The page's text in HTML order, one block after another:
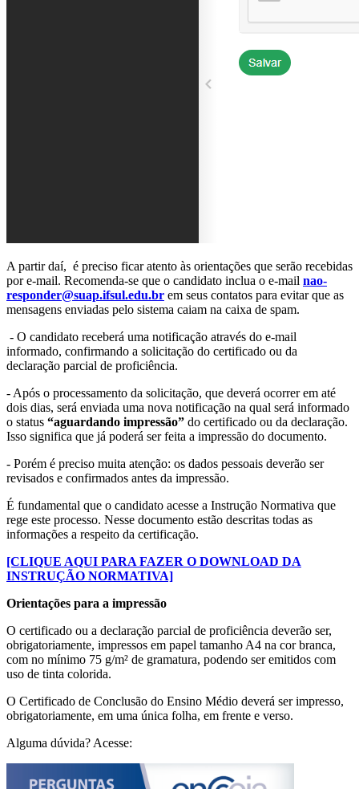
A partir daí, é preciso ficar atento às orientações que serão recebidas
por e-mail. Recomenda-se que o candidato inclua o e-mail nao-
responder@suap.ifsul.edu.br em seus contatos para evitar que as
mensagens enviadas pelo sistema caiam na caixa de spam.
- O candidato receberá uma notificação através do e-mail
informado, confirmando a solicitação do certificado ou da
declaração parcial de proficiência.
- Após o processamento da solicitação, que deverá ocorrer em até
dois dias, será enviada uma nova notificação na qual será informado
o status “aguardando impressão” do certificado ou da declaração.
Isso significa que já poderá ser feita a impressão do documento.
- Porém é preciso muita atenção: os dados pessoais deverão ser
revisados e confirmados antes da impressão.
É fundamental que o candidato acesse a Instrução Normativa que
rege este processo. Nesse documento estão descritas todas as
informações a respeito da certificação.
[CLIQUE AQUI PARA FAZER O DOWNLOAD DA
INSTRUÇÃO NORMATIVA]
Orientações para a impressão
O certificado ou a declaração parcial de proficiência deverão ser,
obrigatoriamente, impressos em papel tamanho A4 na cor branca,
com no mínimo 75 g/m² de gramatura, podendo ser emitidos com
uso de tinta colorida.
O Certificado de Conclusão do Ensino Médio deverá ser impresso,
obrigatoriamente, em uma única folha, em frente e verso.
Alguma dúvida? Acesse: